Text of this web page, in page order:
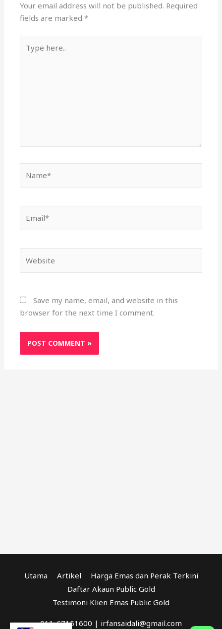
Your email address will not be published. Required
fields are marked*
here..
Save my name, email, and website in this
browser for the next time I comment.
Utama Artikel
Harga Emas dan Perak Terkini
Daftar Akaun Public Gold
Testimoni Klien Emas Public Gold
011-67151600 | irfansaidali@gmail.com